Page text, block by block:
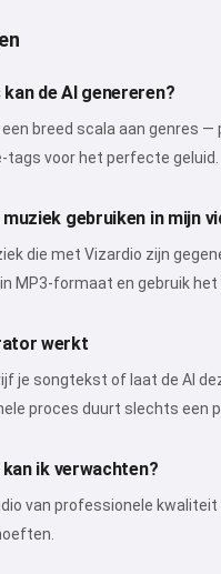
de AI genereren?
breed scala aan genres
tags voor het perfecte geluid.
gebruiken in mijn
die met Vizardio zijn
MP3-formaat en gebruik
werkt
je songtekst of laat de AI
proces duurt slechts een
ik verwachten?
van professionele